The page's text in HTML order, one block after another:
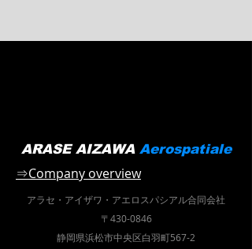
ARASE AIZAWA Aerospatiale
⇒Company overview
アラセ・アイザワ・ アエロスパシアル合同会社
〒430-0846
静岡県浜松市中央区白羽町567-2